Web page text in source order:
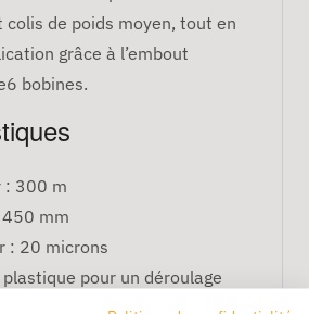
de poids moyen, tout en
grâce à l’embout
bobines.
: 300 m
mm
: 20 microns
pour un déroulage